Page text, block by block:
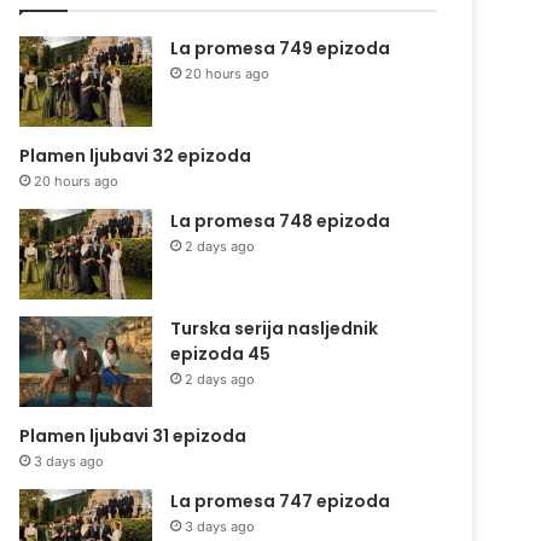
La promesa 749 epizoda
20 hours ago
Plamen ljubavi 32 epizoda
20 hours ago
La promesa 748 epizoda
2 days ago
Turska serija nasljednik
epizoda 45
2 days ago
Plamen ljubavi 31 epizoda
3 days ago
La promesa 747 epizoda
3 days ago